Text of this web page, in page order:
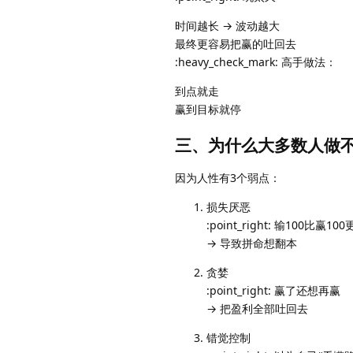
时间越长 → 波动越大
最终更容易把赢的吐回去
:heavy_check_mark: 高手做法：
到点就走
赢到目标就停
三、为什么大多数人做
因为人性有3个弱点：
损失厌恶
:point_right: 输100比赢100
→ 导致拼命想翻本
贪婪
:point_right: 赢了还想再赢
→ 把盈利全部吐回去
错觉控制